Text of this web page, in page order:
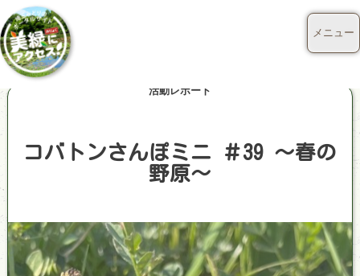
活動レポート
コバトンさんぽミニ ＃39 ～春の
野原～
メニュー